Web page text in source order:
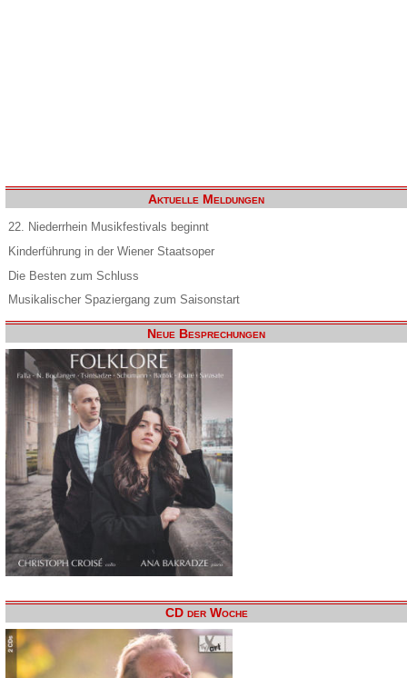
Aktuelle Meldungen
22. Niederrhein Musikfestivals beginnt
Kinderführung in der Wiener Staatsoper
Die Besten zum Schluss
Musikalischer Spaziergang zum Saisonstart
Neue Besprechungen
CD der Woche